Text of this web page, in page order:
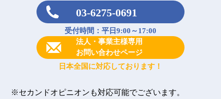
03-6275-0691
受付時間：平日9:00～17:00
法人・事業主様専用
お問い合わせページ
日本全国に対応しております！
※セカンドオピニオンも対応可能でございます。